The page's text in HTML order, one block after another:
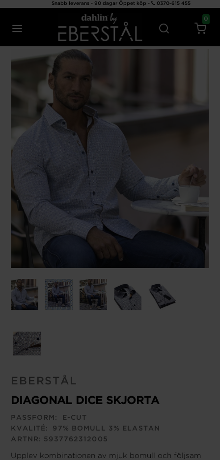
0
Snabb leverans - 90 dagar Öppet köp - 0370-615 455
EBERSTÅL
DIAGONAL DICE SKJORTA
PASSFORM:
E-CUT
KVALITÉ:
97% BOMULL 3% ELASTAN
ARTNR:
5937762312005
Upplev kombinationen av mjuk bomull och följsam